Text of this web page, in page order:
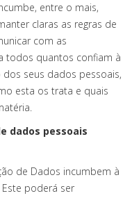
entre o mais,
claras as regras de
com as
todos quantos confiam à
seus dados pessoais,
esta os trata e quais
dados pessoais
de Dados incumbem à
poderá ser